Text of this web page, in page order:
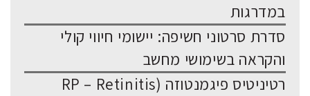
במדרגות
סדרת סרטוני חשיפה: יישומי חיווי קולי
והקראה בשימושי מחשב
רטיניטיס פיגמנטוזה (RP – Retinitis